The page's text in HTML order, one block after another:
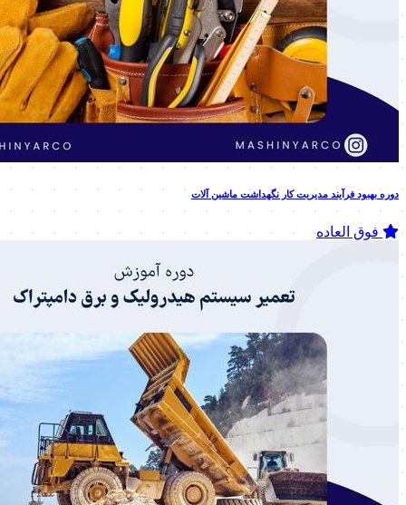
دوره بهبود فرآیند مدیریت کار نگهداشت ماشین آلات
فوق العاده